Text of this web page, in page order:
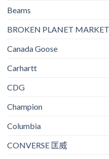
Beams
BROKEN PLANET MARKET
Canada Goose
Carhartt
CDG
Champion
Columbia
CONVERSE 匡威